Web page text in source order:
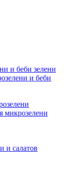
и беби зелени
и беби
микрозелени
и салатов